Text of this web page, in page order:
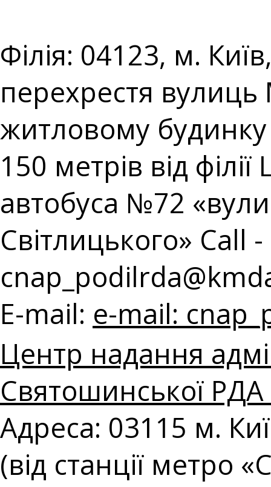
Філія: 04123, м.
перехрестя
житловому будинку
150 метрів від
автобуса №72
Світлицького» Call
E-mail: e-mail:
Центр надання
Святошинської РДА
Адреса: 03115 м.
(від станції метро